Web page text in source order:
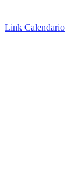
Link Calendario